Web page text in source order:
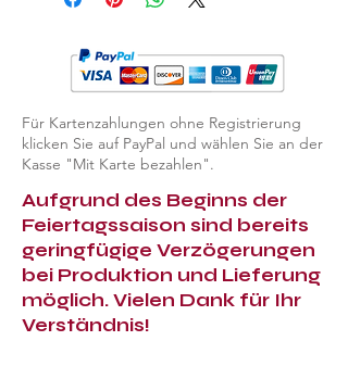
Für Kartenzahlungen ohne Registrierung
klicken Sie auf PayPal und wählen Sie an der
Kasse "Mit Karte bezahlen".
Aufgrund des Beginns der
Feiertagssaison sind bereits
geringfügige Verzögerungen
bei Produktion und Lieferung
möglich. Vielen Dank für Ihr
Verständnis!